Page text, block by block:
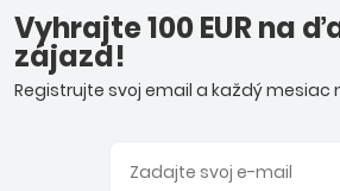
Vyhrajte 100 EUR na
zájazd!
Registrujte svoj email a každý mesiac